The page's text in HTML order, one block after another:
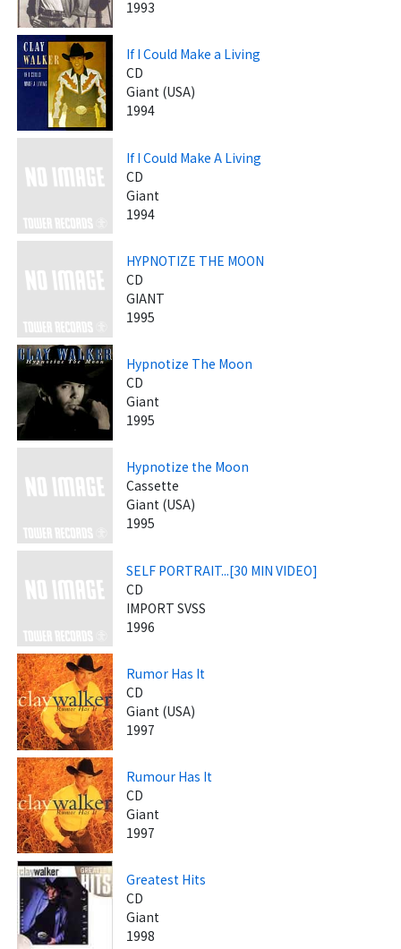
1993
If I Could Make a Living
CD
Giant (USA)
1994
If I Could Make A Living
CD
Giant
1994
HYPNOTIZE THE MOON
CD
GIANT
1995
Hypnotize The Moon
CD
Giant
1995
Hypnotize the Moon
Cassette
Giant (USA)
1995
SELF PORTRAIT...[30 MIN VIDEO]
CD
IMPORT SVSS
1996
Rumor Has It
CD
Giant (USA)
1997
Rumour Has It
CD
Giant
1997
Greatest Hits
CD
Giant
1998